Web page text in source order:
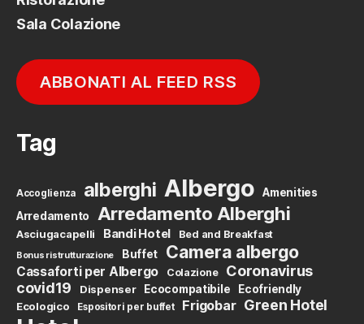
Sala Colazione
ABBONATI AL FEED RSS
Tag
Accoglienza alberghi Albergo
Amenities
Arredamento
Arredamento Alberghi
Asciugacapelli Bandi Hotel Bed and Breakfast
Bonus ristrutturazione Buffet Camera albergo
Cassaforti per Albergo Colazione
Coronavirus
covid19
Dispenser Ecocompatibile
Ecofriendly
Ecologico
Espositori per buffet Frigobar Green Hotel